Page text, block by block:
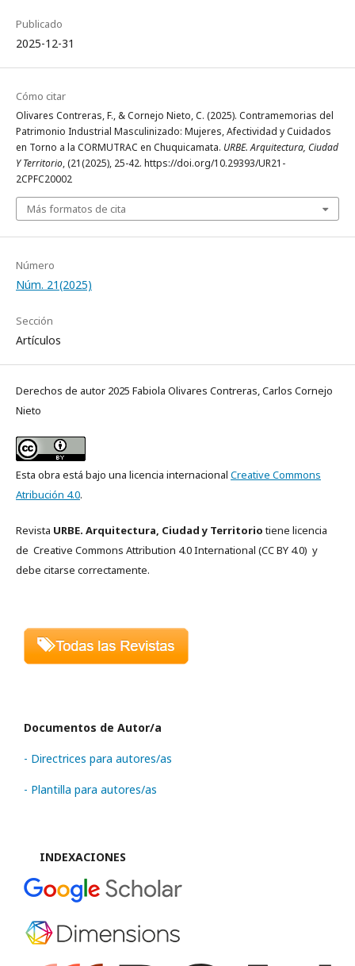
Publicado
2025-12-31
Cómo citar
Olivares Contreras, F., & Cornejo Nieto, C. (2025). Contramemorias del
Patrimonio Industrial Masculinizado: Mujeres, Afectividad y Cuidados
en Torno a la CORMUTRAC en Chuquicamata. URBE. Arquitectura, Ciudad
Y Territorio, (21(2025), 25-42. https://doi.org/10.29393/UR21-
2CPFC20002
Más formatos de cita
Número
Núm. 21(2025)
Sección
Artículos
Derechos de autor 2025 Fabiola Olivares Contreras, Carlos Cornejo
Nieto
Esta obra está bajo una licencia internacional Creative Commons
Atribución 4.0.
Revista URBE. Arquitectura, Ciudad y Territoriotiene licencia
de Creative Commons Attribution 4.0 International (CC BY 4.0) y
debe citarse correctamente.
Documentos de Autor/a
- Directrices para autores/as
- Plantilla para autores/as
INDEXACIONES